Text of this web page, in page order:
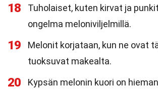
18
Tuholaiset, kuten kirvat ja
ongelma meloniviljelmillä.
19
Melonit korjataan, kun ne ovat
tuoksuvat makealta.
20
Kypsän melonin kuori on